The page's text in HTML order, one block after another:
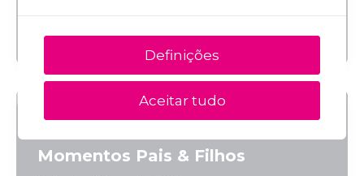
Uncategorized
Momentos Pais & Filhos
Definições
Aceitar tudo